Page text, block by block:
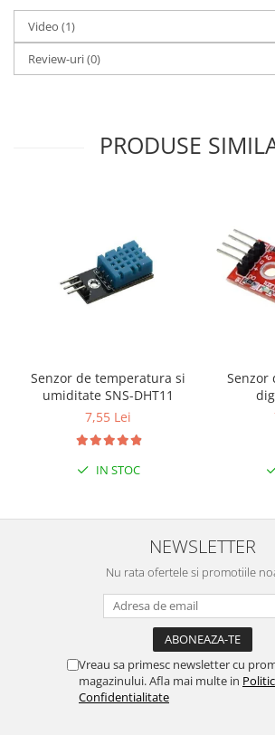
Video (1)
Review-uri(0)
PRODUSE
Senzor de temperatura si
umiditate SNS-DHT11
7,55 Lei
IN STOC
Senzor
NEWSLETTER
Nu rata ofertele si promotiile
Vreau sa primesc newsletter cu
magazinului. Afla mai multe in
Confidentialitate